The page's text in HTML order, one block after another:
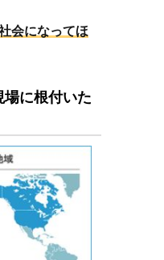
会になってほ
場に根付いた